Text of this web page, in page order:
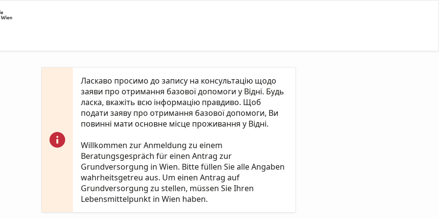
Ласкаво просимо до запису на консультацію щодо
заяви про отримання базової допомоги у Відні. Будь
ласка, вкажіть всю інформацію правдиво. Щоб
подати заяву про отримання базової допомоги, Ви
повинні мати основне місце проживання у Відні.
Willkommen zur Anmeldung zu einem
Beratungsgespräch für einen Antrag zur
Grundversorgung in Wien. Bitte füllen Sie alle Angaben
wahrheitsgetreu aus. Um einen Antrag auf
Grundversorgung zu stellen, müssen Sie Ihren
Lebensmittelpunkt in Wien haben.